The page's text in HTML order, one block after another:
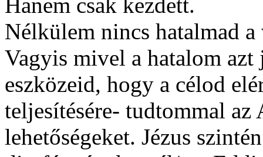
Hanem csak kezdett.
Nélkülem nincs hatalmad
Vagyis mivel a hatalom
eszközeid, hogy a célod
teljesítésére- tudtommal az
lehetőségeket. Jézus